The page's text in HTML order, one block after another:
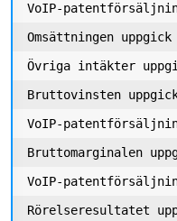
VoIP-
Omsättningen
Övriga intäkter
Bruttovinsten
VoIP-
Bruttomarginalen
VoIP-
Rörelseresultatet